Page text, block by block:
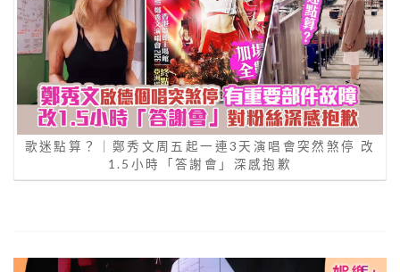
歌迷點算？｜鄭秀文周五起一連3天演唱會突然煞停 改
1.5小時「答謝會」深感抱歉